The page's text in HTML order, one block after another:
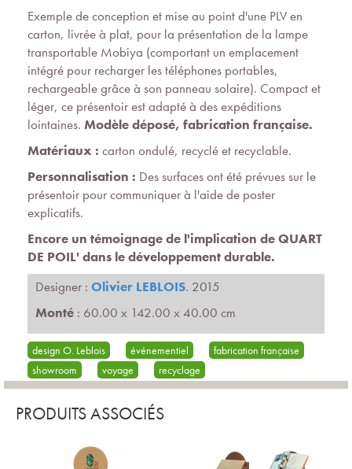
Exemple de conception et mise au point d'une PLV en
carton, livrée à plat, pour la présentation de la lampe
transportable Mobiya (comportant un emplacement
intégré pour recharger les téléphones portables,
rechargeable grâce à son panneau solaire). Compact et
léger, ce présentoir est adapté à des expéditions
lointaines. Modèle déposé, fabrication française.
Matériaux : carton ondulé, recyclé et recyclable.
Personnalisation : Des surfaces ont été prévues sur le
présentoir pour communiquer à l'aide de poster
explicatifs.
Encore un témoignage de l'implication de QUART
DE POIL' dans le développement durable.
Designer : Olivier LEBLOIS. 2015
Monté : 60.00 x 142.00 x 40.00 cm
design O. Leblois événementiel
fabrication française
showroom
voyage recyclage
PRODUITS ASSOCIÉS